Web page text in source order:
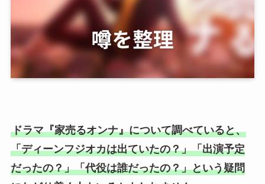
ドラマ『家売るオンナ』について調べていると、
「ディーンフジオカは出ていたの？」「出演予定
だったの？」「代役は誰だったの？」という疑問